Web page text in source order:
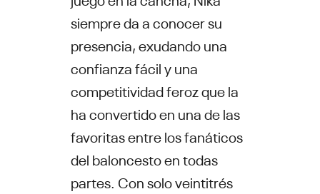
siempre da a conocer su
presencia, exudando una
confianza fácil y una
competitividad feroz que la
ha convertido en una de las
favoritas entre los fanáticos
del baloncesto en todas
partes. Con solo veintitrés